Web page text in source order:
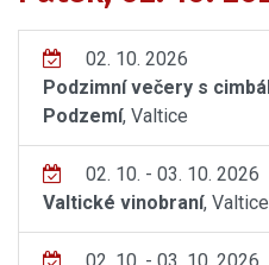
02. 10. 2026
Podzimní večery s
Podzemí, Valtice
02. 10. - 03. 10. 2026
Valtické vinobraní, Valtice